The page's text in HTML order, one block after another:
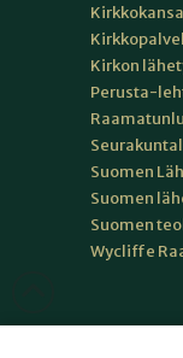
Kirkon
Perusta-
Suomen
Suomen
Suomen
Wycliffe